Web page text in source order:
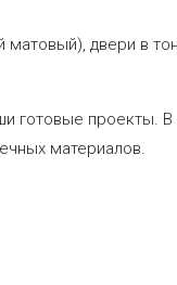
двери в
готовые
материалов.